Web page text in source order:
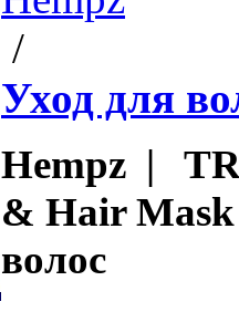
/
Уход для
Hempz |
& Hair Mask
волос